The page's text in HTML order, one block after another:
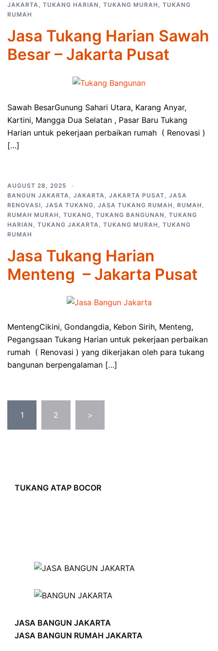
JAKARTA
TUKANG HARIAN TUKANG MURAH
TUKANG
RUMAH
Jasa Tukang Harian Sawah
Besar – Jakarta Pusat
Sawah BesarGunung Sahari Utara, Karang Anyar,
Kartini, Mangga Dua Selatan , Pasar Baru Tukang
Harian untuk pekerjaan perbaikan rumah ( Renovasi )
[…]
AUGUST 28, 2025
BANGUN JAKARTA
JAKARTA JAKARTA PUSAT
JASA
RENOVASI
JASA TUKANG JASA TUKANG RUMAH RUMAH
RUMAH MURAH
TUKANG TUKANG BANGUNAN
TUKANG
HARIAN
TUKANG JAKARTA TUKANG MURAH
TUKANG
RUMAH
Jasa Tukang Harian
Menteng – Jakarta Pusat
MentengCikini, Gondangdia, Kebon Sirih, Menteng,
Pegangsaan Tukang Harian untuk pekerjaan perbaikan
rumah ( Renovasi ) yang dikerjakan oleh para tukang
bangunan berpengalaman […]
pagination
1 2 >
TUKANG ATAP BOCOR
JASA BANGUN JAKARTA
JASA BANGUN RUMAH JAKARTA